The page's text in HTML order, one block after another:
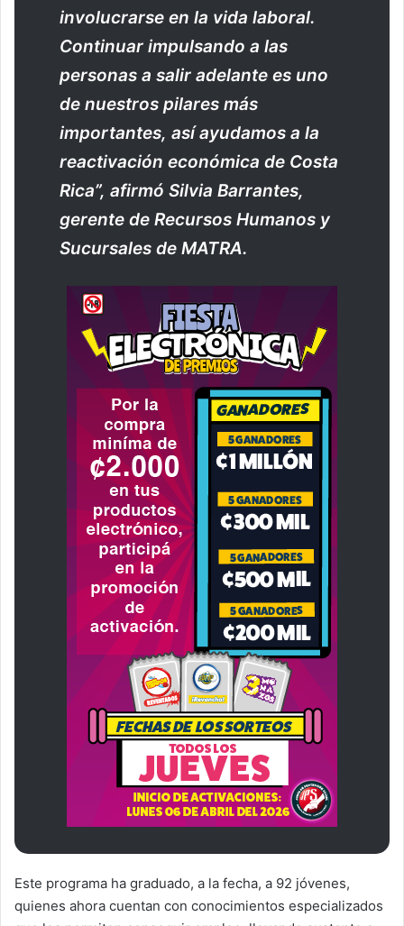
involucrarse en la vida laboral.
Continuar impulsando a las
personas a salir adelante es uno
de nuestros pilares más
importantes, así ayudamos a la
reactivación económica de Costa
Rica”, afirmó Silvia Barrantes,
gerente de Recursos Humanos y
Sucursales de MATRA.
Este programa ha graduado, a la fecha, a 92 jóvenes,
quienes ahora cuentan con conocimientos especializados